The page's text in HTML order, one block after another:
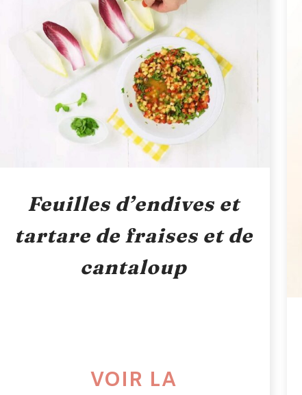
Feuilles d’endives et
tartare de fraises et de
cantaloup
VOIR LA